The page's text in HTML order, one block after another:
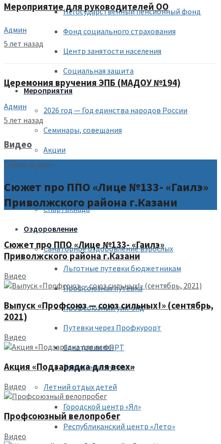
Негосударственный пенсионный фонд
Фонд социального страхования
Центр занятости населения
Социальная защита
Мероприятия
2026 год — Год единства народов России
Семинары, совещания
Акции
Конкурсы
Рейтинг ОО
Спартакиада
Оздоровление
Санаторное оздоровление взрослых
Льготные путевки бюджетникам
Профсоюзная путевка
Профсоюзный уик-энд
Путевки через Профкурорт
Санатории ФПРТ
Временные путевки
Летний отдых детей
Городской центр «Ял»
Республиканский центр «Лето»
Мероприятие для руководителей ОО
Админ
5 лет назад
Церемония вручения ЭПБ (МАДОУ №194)
Админ
5 лет назад
Видео
Сейчас играет
Сюжет про ППО «Лице №133- «Гаилэ»
Приволжского района г.Казани
Сюжет про ППО «Лице №133- «Гаилэ»
Приволжского района г.Казани
Видео
Выпуск «Профсоюз — союз сильных!» (сентябрь,
2021)
Видео
Акция «Подзарядка для всех»
Видео
Профсоюзный велопробег
Видео